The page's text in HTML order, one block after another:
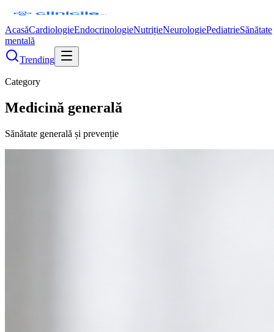
AcasăCardiologieEndocrinologieNutrițieNeurologiePediatrieSănătate
mentală
Trending
Category
Medicină generală
Sănătate generală și prevenție